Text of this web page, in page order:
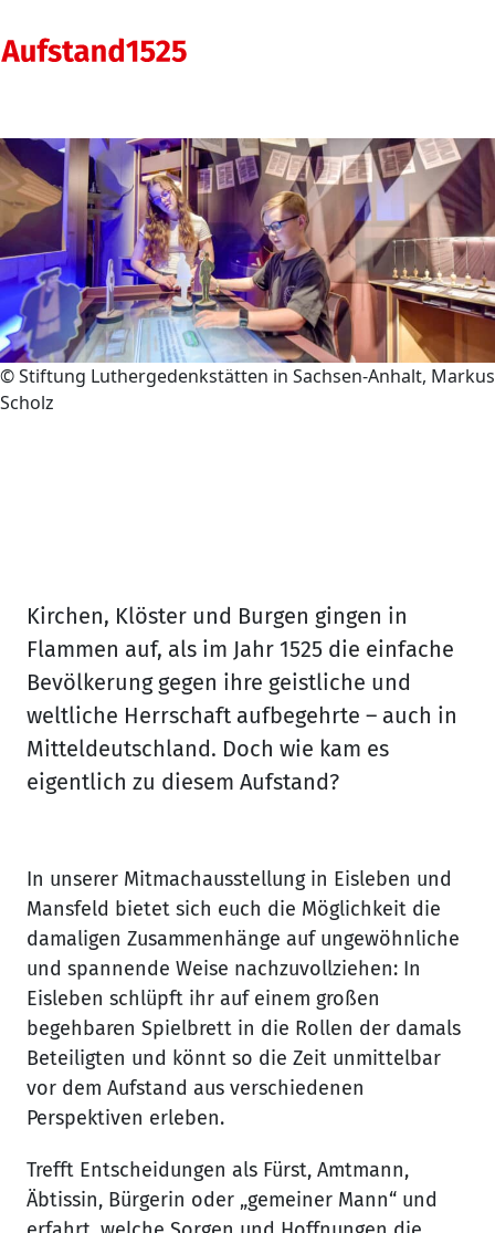
Darum geht’s
Themen & Meinungen
Akteure
Mitmachausstellung
© Stiftung Luthergedenkstätten in Sachsen-Anhalt, Markus
Scholz
Kirchen, Klöster und Burgen gingen in
Flammen auf, als im Jahr 1525 die einfache
Bevölkerung gegen ihre geistliche und
weltliche Herrschaft aufbegehrte – auch in
Mitteldeutschland. Doch wie kam es
eigentlich zu diesem Aufstand?
In unserer Mitmachausstellung in Eisleben und
Mansfeld bietet sich euch die Möglichkeit die
damaligen Zusammenhänge auf ungewöhnliche
und spannende Weise nachzuvollziehen: In
Eisleben schlüpft ihr auf einem großen
begehbaren Spielbrett in die Rollen der damals
Beteiligten und könnt so die Zeit unmittelbar
vor dem Aufstand aus verschiedenen
Perspektiven erleben.
Trefft Entscheidungen als Fürst, Amtmann,
Äbtissin, Bürgerin oder „gemeiner Mann“ und